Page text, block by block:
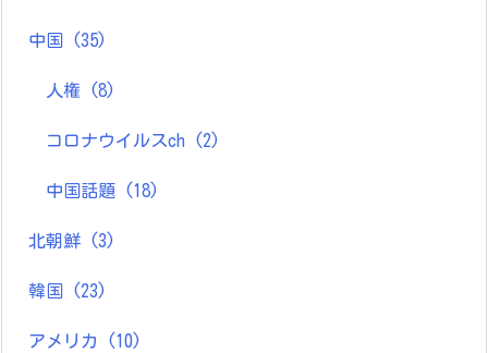
中国 (35)
人権 (8)
コロナウイルスch (2)
中国話題 (18)
北朝鮮 (3)
韓国 (23)
アメリカ (10)